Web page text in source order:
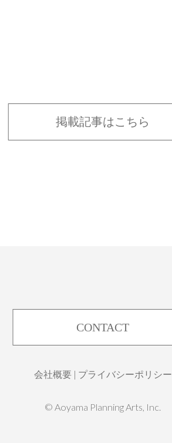
掲載記事はこちら
CONTACT
会社概要| プライバシーポリシー
©︎ Aoyama Planning Arts, Inc.